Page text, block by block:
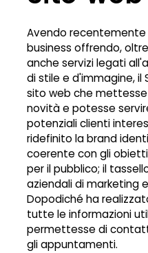
Avendo
business offrendo,
anche servizi legati
di stile e d'immagine, il
sito web che
novità e potesse
potenziali clienti
ridefinito la brand
coerente con gli
per il pubblico; il
aziendali di marketing
Dopodiché ha
tutte le informazioni
permettesse di
gli appuntamenti.